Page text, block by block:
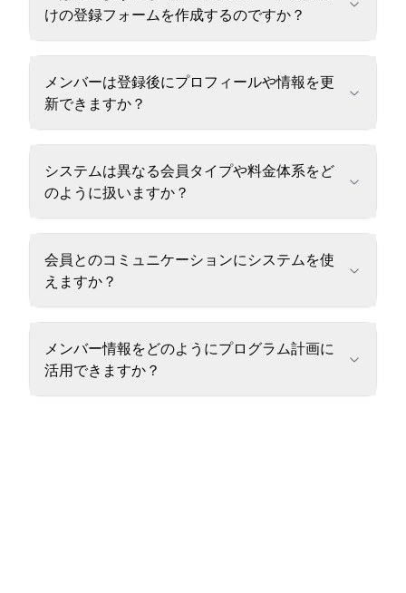
けの登録フォームを作成するのですか？
メンバーは登録後にプロフィールや情報を更
新できますか？
システムは異なる会員タイプや料金体系をど
のように扱いますか？
会員とのコミュニケーションにシステムを使
えますか？
メンバー情報をどのようにプログラム計画に
活用できますか？